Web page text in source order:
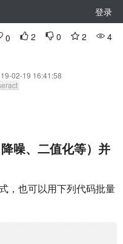
登录
0 2 0 2 4
02-19 16:41:58
噪、二值化等）并
，也可以用下列代码批量